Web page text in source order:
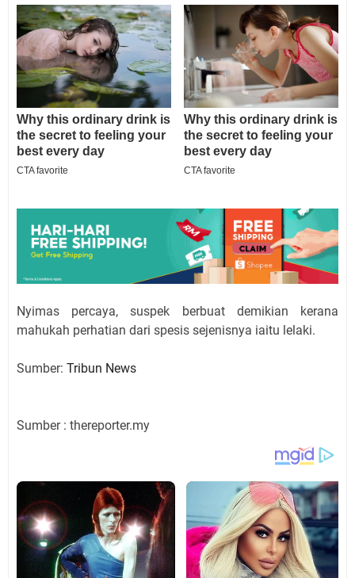
Nyimas percaya, suspek berbuat demikian kerana
mahukah perhatian dari spesis sejenisnya iaitu lelaki.
Sumber: Tribun News
Sumber : thereporter.my